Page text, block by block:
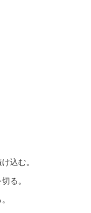
込む。
る。